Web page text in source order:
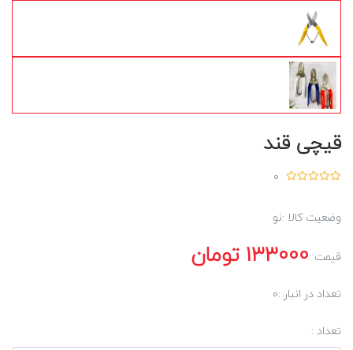
قیچی قند
0
وضعیت کالا :نو
قیمت :133000 تومان
تعداد در انبار :0
تعداد :